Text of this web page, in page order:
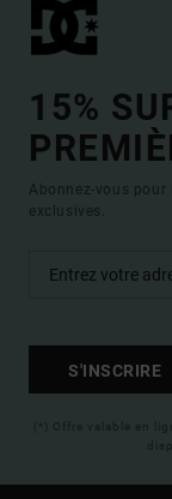
15%
Abonnez-vous
exclusives.
S'INSCRIRE
(*) Offre valable en